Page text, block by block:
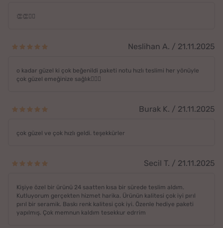
👏👏🙋‍♀️
Neslihan A. / 21.11.2025
o kadar güzel ki çok beğenildi paketi notu hızlı teslimi her yönüyle
çok güzel emeğinize sağlık👍🏼🌸
Burak K. / 21.11.2025
çok güzel ve çok hızlı geldi. teşekkürler
Secil T. / 21.11.2025
Kişiye özel bir ürünü 24 saatten kısa bir sürede teslim aldım.
Kutluyorum gerçekten hizmet harika. Ürünün kalitesi çok iyi pırıl
pırıl bir seramik. Baskı renk kalitesi çok iyi. Özenle hediye paketi
yapılmış. Çok memnun kaldım tesekkur edrrim